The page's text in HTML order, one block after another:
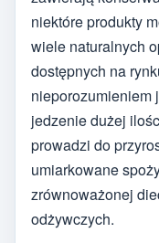
niektóre produkty
wiele naturalnych
dostępnych na
nieporozumieniem
jedzenie dużej
prowadzi do
umiarkowane
zrównoważonej
odżywczych.